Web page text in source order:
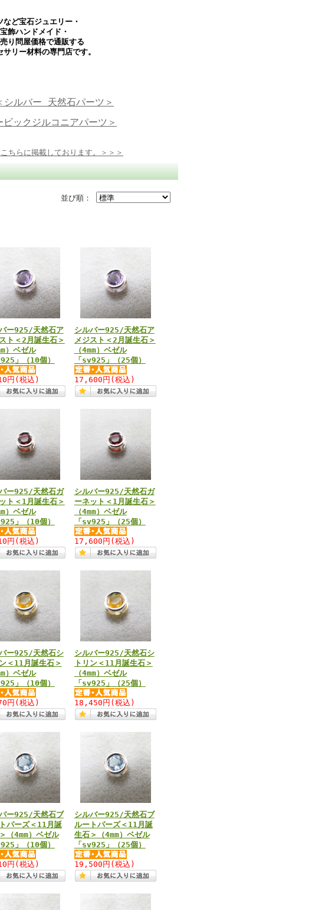
ど宝石ジュエリー・
飾ハンドメイド・
り問屋価格で通販する
リー材料の専門店です。
シルバー 天然石パーツ＞
ビックジルコニアパーツ＞
ちらに掲載しております。＞＞＞
並び順：
ー925/天然石ア
ト＜2月誕生石＞
）ベゼル
」（10個）
円 (税込)
シルバー925/天然石ア
メジスト＜2月誕生石＞
（4mm）ベゼル
「sv925」（25個）
17,600円 (税込)
ー925/天然石ガ
ト＜1月誕生石＞
）ベゼル
」（10個）
円 (税込)
シルバー925/天然石ガ
ーネット＜1月誕生石＞
（4mm）ベゼル
「sv925」（25個）
17,600円 (税込)
ー925/天然石シ
＜11月誕生石＞
）ベゼル
」（10個）
円 (税込)
シルバー925/天然石シ
トリン＜11月誕生石＞
（4mm）ベゼル
「sv925」（25個）
18,450円 (税込)
ー925/天然石ブ
パーズ＜11月誕
（4mm）ベゼル
」（10個）
円 (税込)
シルバー925/天然石ブ
ルートパーズ＜11月誕
生石＞（4mm）ベゼル
「sv925」（25個）
19,500円 (税込)